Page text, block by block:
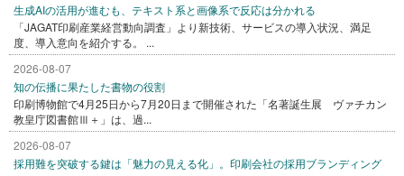
生成AIの活用が進むも、テキスト系と画像系で反応は分かれる
「JAGAT印刷産業経営動向調査」より新技術、サービスの導入状況、満足
度、導入意向を紹介する。 ...
2026-08-07
知の伝播に果たした書物の役割
印刷博物館で4月25日から7月20日まで開催された「名著誕生展 ヴァチカン
教皇庁図書館Ⅲ＋」は、過...
2026-08-07
採用難を突破する鍵は「魅力の見える化」。印刷会社の採用ブランディング